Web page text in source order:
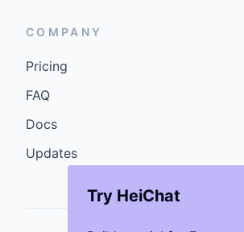
Try HeiChat
COMPANY
Pricing
FAQ
Docs
Updates